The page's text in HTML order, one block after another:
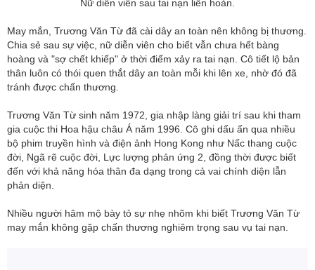
Nữ diễn viên sau tai nạn liên hoàn.
May mắn, Trương Văn Từ đã cài dây an toàn nên không bị thương.
Chia sẻ sau sự việc, nữ diễn viên cho biết vẫn chưa hết bàng
hoàng và "sợ chết khiếp" ở thời điểm xảy ra tai nạn. Cô tiết lộ bản
thân luôn có thói quen thắt dây an toàn mỗi khi lên xe, nhờ đó đã
tránh được chấn thương.
Trương Văn Từ sinh năm 1972, gia nhập làng giải trí sau khi tham
gia cuộc thi Hoa hậu châu Á năm 1996. Cô ghi dấu ấn qua nhiều
bộ phim truyền hình và điện ảnh Hong Kong như Nấc thang cuộc
đời, Ngã rẽ cuộc đời, Lực lượng phản ứng 2, đồng thời được biết
đến với khả năng hóa thân đa dạng trong cả vai chính diện lẫn
phản diện.
Nhiều người hâm mộ bày tỏ sự nhẹ nhõm khi biết Trương Văn Từ
may mắn không gặp chấn thương nghiêm trọng sau vụ tai nạn.